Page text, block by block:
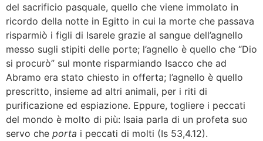
del sacrificio pasquale, quello che viene immolato in
ricordo della notte in Egitto in cui la morte che passava
risparmiò i figli di Isarele grazie al sangue dell’agnello
messo sugli stipiti delle porte; l’agnello è quello che “Dio
si procurò” sul monte risparmiando Isacco che ad
Abramo era stato chiesto in offerta; l’agnello è quello
prescritto, insieme ad altri animali, per i riti di
purificazione ed espiazione. Eppure, togliere i peccati
del mondo è molto di più: Isaia parla di un profeta suo
servo che porta i peccati di molti (Is 53,4.12).